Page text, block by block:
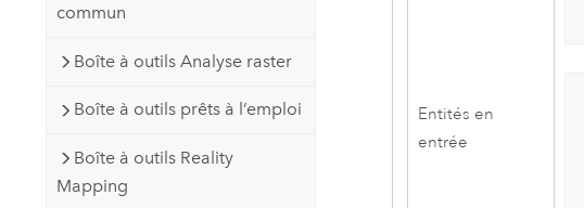
commun
Boîte à outils Analyse raster
Boîte à outils prêts à l’emploi
Boîte à outils Reality
Mapping
Entités en
entrée